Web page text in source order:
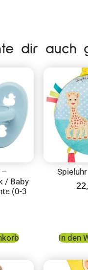
dir auch
–
/ Baby
(0-3
In den